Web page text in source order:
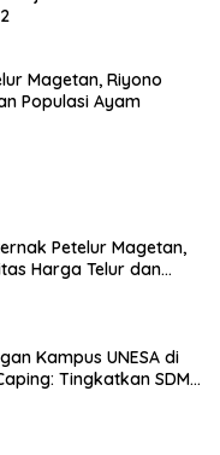
Magetan, Riyono
Populasi Ayam
Petelur Magetan,
Harga Telur dan
Kampus UNESA di
Tingkatkan SDM